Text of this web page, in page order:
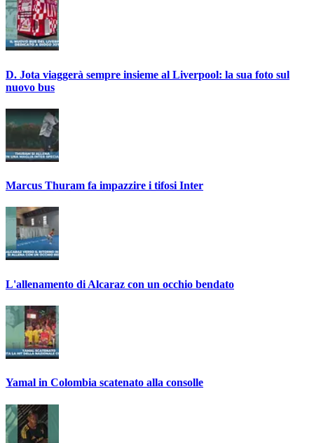
D. Jota viaggerà sempre insieme al Liverpool: la sua foto sul
nuovo bus
Marcus Thuram fa impazzire i tifosi Inter
L'allenamento di Alcaraz con un occhio bendato
Yamal in Colombia scatenato alla consolle